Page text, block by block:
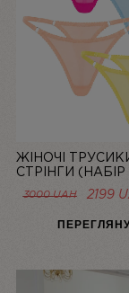
ЖІНОЧІ
СТРІНГИ
СІТКА “LA
3000UAH
3000
2199